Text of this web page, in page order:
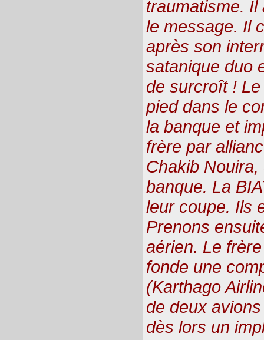
traumatisme.
le message. Il
après son
satanique duo
de surcroît !
pied dans le
la banque et
frère par
Chakib
banque. La
leur coupe. Ils
Prenons
aérien. Le
fonde une
(Karthago
de deux
dès lors un